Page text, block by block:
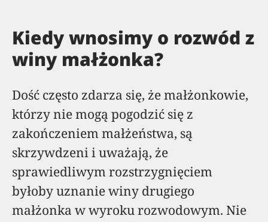
Kiedy wnosimy o rozwód z
winy małżonka?
Dość często zdarza się, że małżonkowie,
którzy nie mogą pogodzić się z
zakończeniem małżeństwa, są
skrzywdzeni i uważają, że
sprawiedliwym rozstrzygnięciem
byłoby uznanie winy drugiego
małżonka w wyroku rozwodowym. Nie